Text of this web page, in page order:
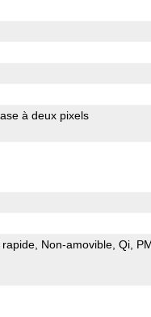
à deux pixels
Non-amovible Qi